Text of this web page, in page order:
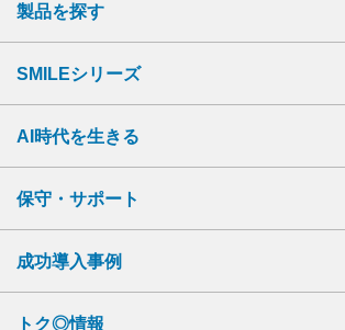
製品を探す
SMILEシリーズ
AI時代を生きる
保守・サポート
成功導入事例
トク◎情報